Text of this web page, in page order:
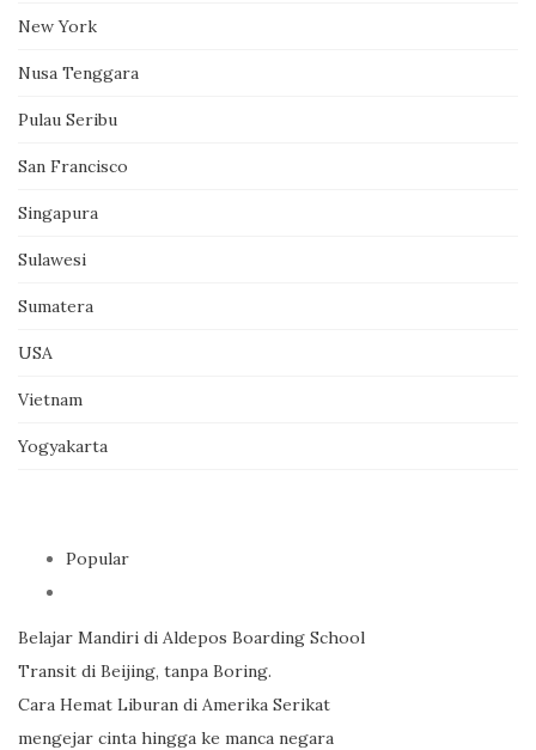
New York
Nusa Tenggara
Pulau Seribu
San Francisco
Singapura
Sulawesi
Sumatera
USA
Vietnam
Yogyakarta
Popular
Belajar Mandiri di Aldepos Boarding School
Transit di Beijing, tanpa Boring.
Cara Hemat Liburan di Amerika Serikat
mengejar cinta hingga ke manca negara